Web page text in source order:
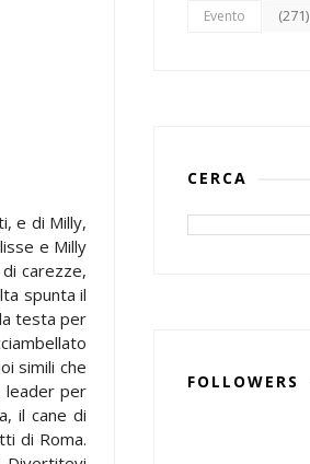
e di Milly,
e Milly
carezze,
spunta il
testa per
simili che
leader per
il cane di
di Roma.
Evento (271)
CERCA
FOLLOWERS